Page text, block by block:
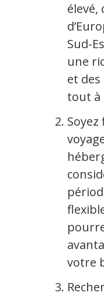
élevé,
Sud-
une
et
tout à
Soyez
votre